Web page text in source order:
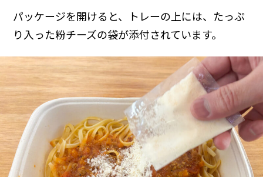
パッケージを開けると、トレーの上には、たっぷ
り入った粉チーズの袋が添付されています。